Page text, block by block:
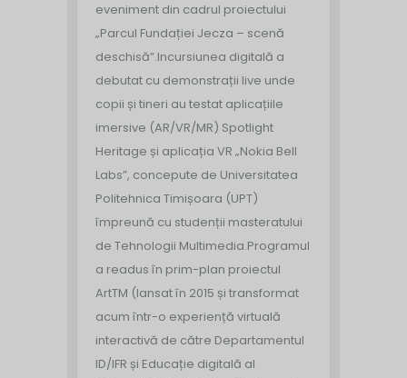
eveniment din cadrul proiectului
„Parcul Fundației Jecza – scenă
deschisă”.Incursiunea digitală a
debutat cu demonstrații live unde
copii și tineri au testat aplicațiile
imersive (AR/VR/MR) Spotlight
Heritage și aplicația VR „Nokia Bell
Labs”, concepute de Universitatea
Politehnica Timișoara (UPT)
împreună cu studenții masteratului
de Tehnologii Multimedia.Programul
a readus în prim-plan proiectul
ArtTM (lansat în 2015 și transformat
acum într-o experiență virtuală
interactivă de către Departamentul
ID/IFR și Educație digitală al